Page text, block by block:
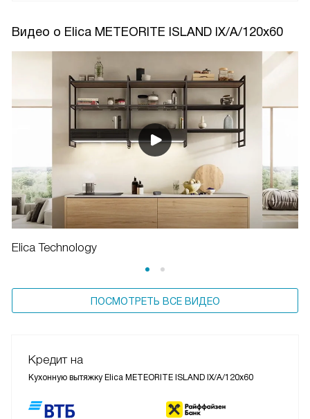
Видео о Elica METEORITE ISLAND IX/A/120x60
Elica Technology
ПОСМОТРЕТЬ ВСЕ ВИДЕО
Кредит на
Кухонную вытяжку Elica METEORITE ISLAND IX/A/120x60